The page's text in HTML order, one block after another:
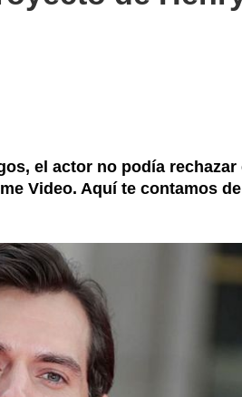
el actor no podía rechazar
Video. Aquí te contamos